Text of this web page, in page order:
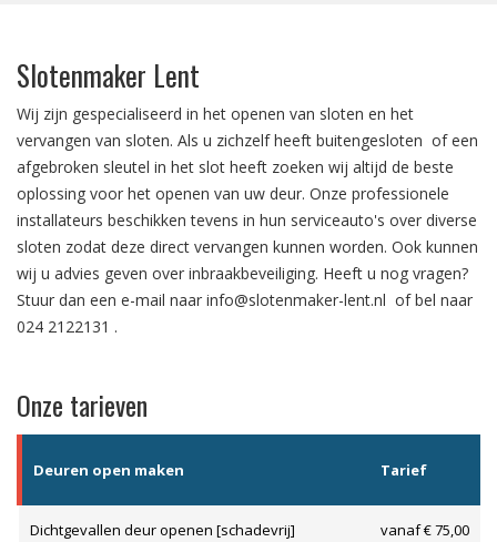
Slotenmaker Lent
Wij zijn gespecialiseerd in het openen van sloten en het
vervangen van sloten. Als u zichzelf heeft buitengesloten of een
afgebroken sleutel in het slot heeft zoeken wij altijd de beste
oplossing voor het openen van uw deur. Onze professionele
installateurs beschikken tevens in hun serviceauto's over diverse
sloten zodat deze direct vervangen kunnen worden. Ook kunnen
wij u advies geven over inbraakbeveiliging. Heeft u nog vragen?
Stuur dan een e-mail naar info@slotenmaker-lent.nl of bel naar
024 2122131 .
Onze tarieven
Deuren open maken Tarief
Dichtgevallen deur openen [schadevrij] vanaf € 75,00